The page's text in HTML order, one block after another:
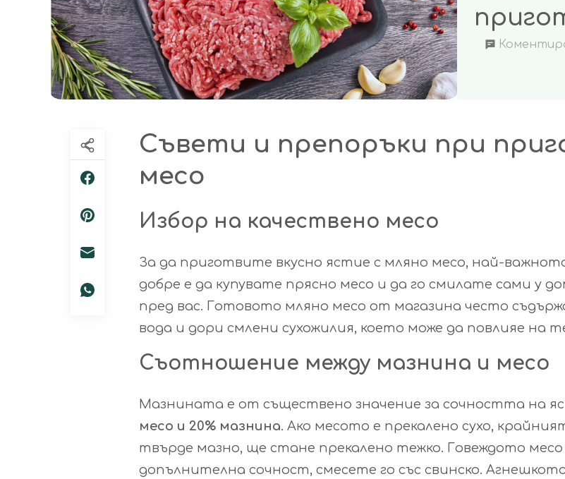
Съвети и препоръки при
месо
Избор на качествено месо
За да приготвите вкусно ястие с мляно месо, най-
добре е да купувате прясно месо и да го смилате сами у
пред вас. Готовото мляно месо от магазина често
вода и дори смлени сухожилия, което може да повлияе на
Съотношение между мазнина и месо
Мазнината е от съществено значение за сочността на
месо и 20% мазнина. Ако месото е прекалено сухо,
твърде мазно, ще стане прекалено тежко. Говеждото месо
допълнителна сочност, смесете го със свинско.